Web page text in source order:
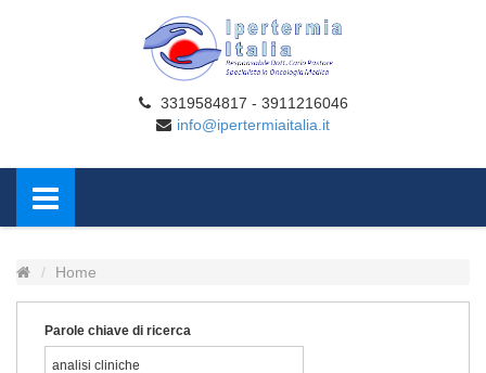
3319584817 - 3911216046
info@ipertermiaitalia.it
Home
Parole chiave di ricerca